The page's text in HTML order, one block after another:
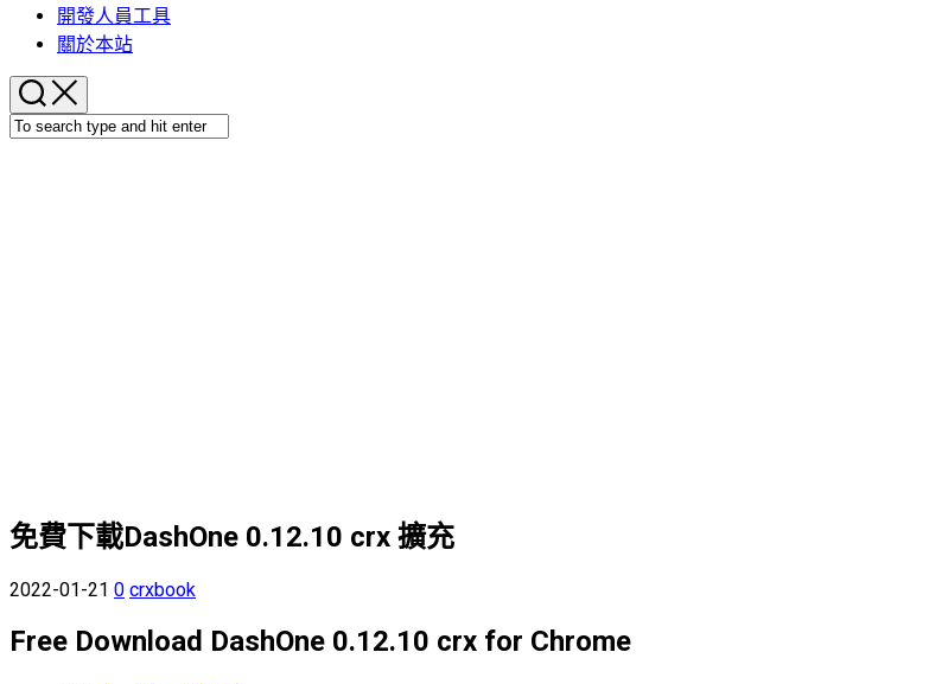
開發人員工具
關於本站
免費下載DashOne 0.12.10 crx 擴充
2022-01-21 0 crxbook
Free Download DashOne 0.12.10 crx for Chrome